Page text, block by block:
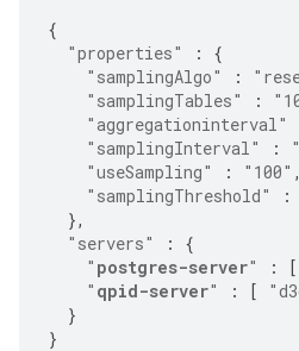
{
"properties"
:
{
"samplingAlgo"
:
"samplingTables"
:
"aggregationinterval"
"samplingInterval"
:
"useSampling"
: "100" ,
"samplingThreshold"
:
},
"servers"
:
{
" postgres-server" : [
" qpid-server" : [
}
}